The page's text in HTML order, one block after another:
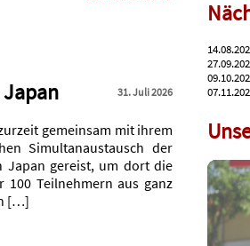
31. Juli 2026
gemeinsam mit ihrem
Simultanaustausch der
Japan gereist, um dort die
Teilnehmern aus ganz
[…]